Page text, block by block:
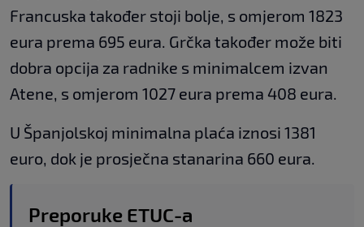
Francuska također stoji bolje, s omjerom 1823
eura prema 695 eura. Grčka također može biti
dobra opcija za radnike s minimalcem izvan
Atene, s omjerom 1027 eura prema 408 eura.
U Španjolskoj minimalna plaća iznosi 1381
euro, dok je prosječna stanarina 660 eura.
Preporuke ETUC-a